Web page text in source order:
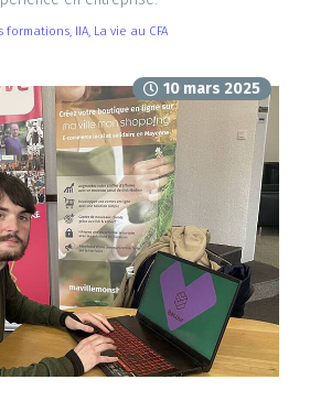
formations, IIA, La vie au CFA
10 mars 2025